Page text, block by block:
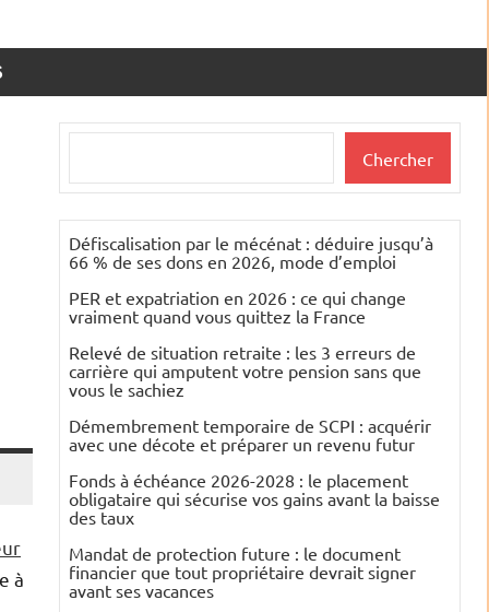
à
Chercher
Défiscalisation par le mécénat : déduire jusqu’à
66 % de ses dons en 2026, mode d’emploi
PER et expatriation en 2026 : ce qui change
vraiment quand vous quittez la France
Relevé de situation retraite : les 3 erreurs de
carrière qui amputent votre pension sans que
vous le sachiez
Démembrement temporaire de SCPI : acquérir
avec une décote et préparer un revenu futur
Fonds à échéance 2026-2028 : le placement
obligataire qui sécurise vos gains avant la baisse
des taux
Mandat de protection future : le document
financier que tout propriétaire devrait signer
avant ses vacances